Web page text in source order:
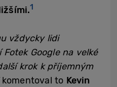
1
vždycky lidi
Google na velké
krok k příjemným
to Kevin